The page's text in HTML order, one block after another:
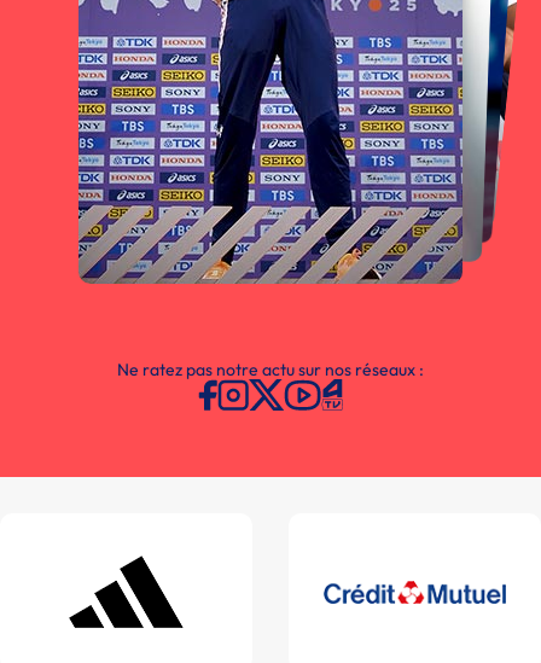
Ne ratez pas notre actu sur nos réseaux :